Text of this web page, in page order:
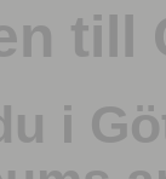
till
i